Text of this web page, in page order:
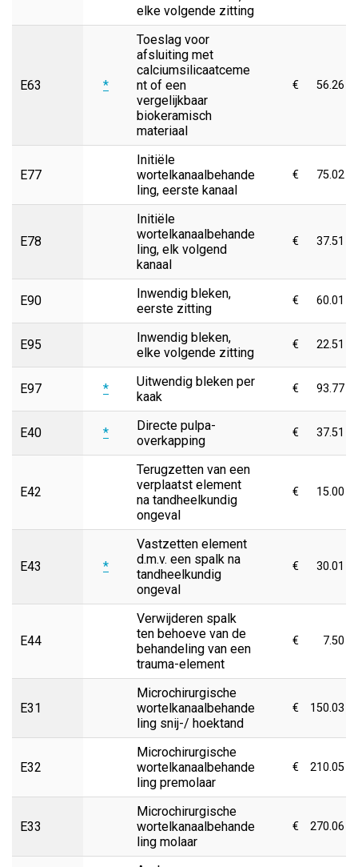
elke volgende zitting
E63 *
Toeslag voor
afsluiting met
calciumsilicaatceme
nt of een
vergelijkbaar
biokeramisch
materiaal
€ 56.26
E77
Initiële
wortelkanaalbehande
ling, eerste kanaal
€ 75.02
E78
Initiële
wortelkanaalbehande
ling, elk volgend
kanaal
€ 37.51
E90
Inwendig bleken,
eerste zitting
€ 60.01
E95
Inwendig bleken,
elke volgende zitting
€ 22.51
E97 *
Uitwendig bleken per
kaak
€ 93.77
E40 *
Directe pulpa-
overkapping
€ 37.51
E42
Terugzetten van een
verplaatst element
na tandheelkundig
ongeval
€ 15.00
E43 *
Vastzetten element
d.m.v. een spalk na
tandheelkundig
ongeval
€ 30.01
E44
Verwijderen spalk
ten behoeve van de
behandeling van een
trauma-element
€ 7.50
E31
Microchirurgische
wortelkanaalbehande
ling snij-/ hoektand
€ 150.03
E32
Microchirurgische
wortelkanaalbehande
ling premolaar
€ 210.05
E33
Microchirurgische
wortelkanaalbehande
ling molaar
€ 270.06